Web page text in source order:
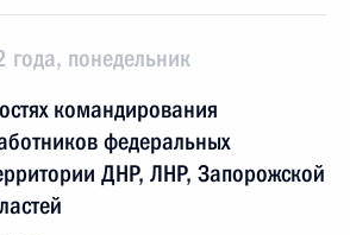
понедельник
командирования
федеральных
ДНР, ЛНР, Запорожской